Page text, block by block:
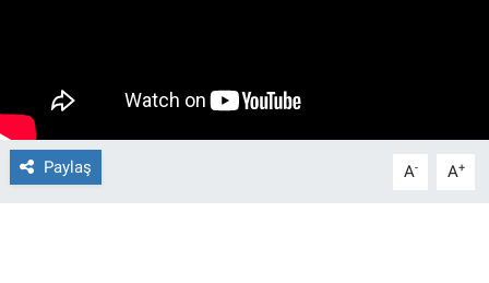
Paylaş A- A+
Gün Başlıyor